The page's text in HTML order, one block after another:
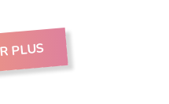
PLUS